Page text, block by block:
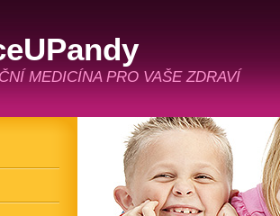
MEDICÍNA PRO VAŠE ZDRAVÍ